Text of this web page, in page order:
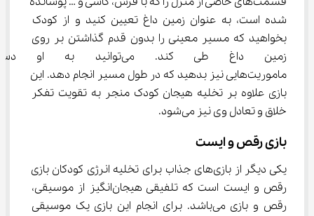
شده است، به عنوان زمین داغ تعیین کنید و از کودک
بخواهید که مسیر معینی را بدون قدم گذاشتن بر روی
زمین داغ طی کند. می‌توانید
ماموریت‌هایی نیز بدهید که در طول مسیر انجام دهد. این
بازی علاوه بر تخلیه هیجان کودک منجر به تقویت تفکر
خلاق و تعادل وی نیز می‌شود.
بازی رقص و ایست
یکی دیگر از بازی‌های جذاب برای تخلیه انرژی کودکان بازی
رقص و ایست است که تلفیقی هیجان‌انگیز از موسیقی،
رقص و بازی می‌باشد. برای انجام این بازی یک موسیقی